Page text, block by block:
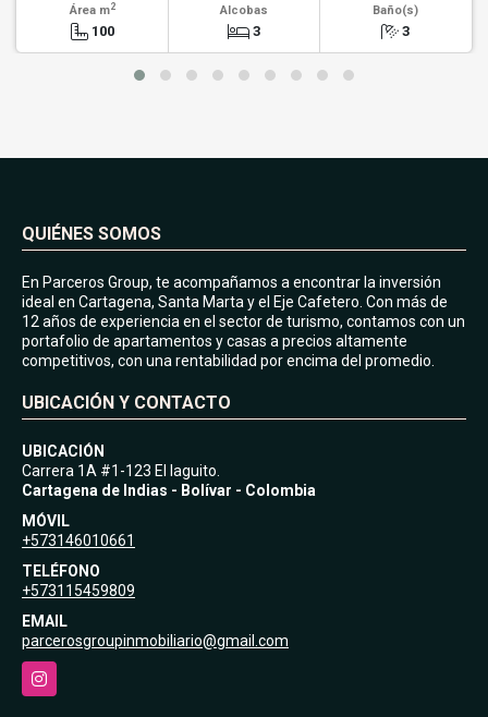
Área m2
100
Alcobas
3
Baño(s)
3
QUIÉNES SOMOS
En Parceros Group, te acompañamos a encontrar la inversión
ideal en Cartagena, Santa Marta y el Eje Cafetero. Con más de
12 años de experiencia en el sector de turismo, contamos con un
portafolio de apartamentos y casas a precios altamente
competitivos, con una rentabilidad por encima del promedio.
UBICACIÓN Y CONTACTO
UBICACIÓN
Carrera 1A #1-123 El laguito.
Cartagena de Indias - Bolívar - Colombia
MÓVIL
+573146010661
TELÉFONO
+573115459809
EMAIL
parcerosgroupinmobiliario@gmail.com
Instagram